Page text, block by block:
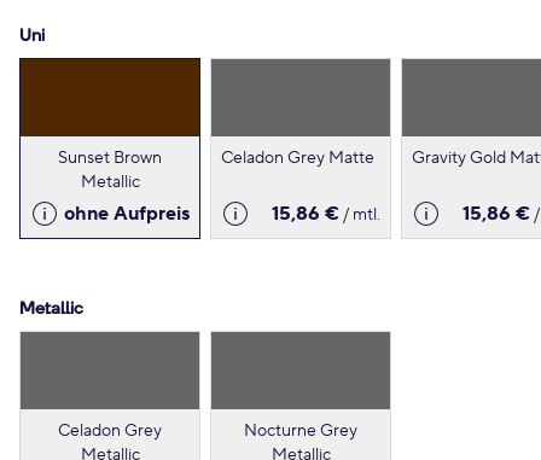
Uni
Sunset Brown
Metallic
ohne Aufpreis
Celadon Grey Matte
15,86 €/ mtl.
Gravity Gold
15,86 €
Metallic
Celadon Grey
Metallic
Nocturne Grey
Metallic